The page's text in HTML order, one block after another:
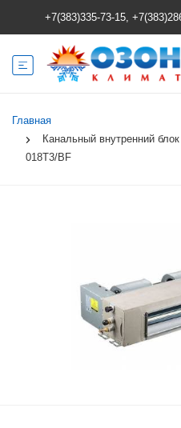
+7(383)335-73-15,
Главная
Канальный внутренний
018T3/BF